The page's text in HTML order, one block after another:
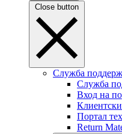
Close button
Служба
Служба
Вход на
Портал
Return